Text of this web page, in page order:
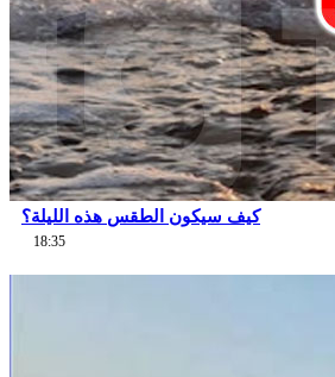
كيف سيكون الطقس هذه الليلة؟
18:35